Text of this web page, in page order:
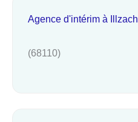
Agence d'intérim à Illzach
(68110)